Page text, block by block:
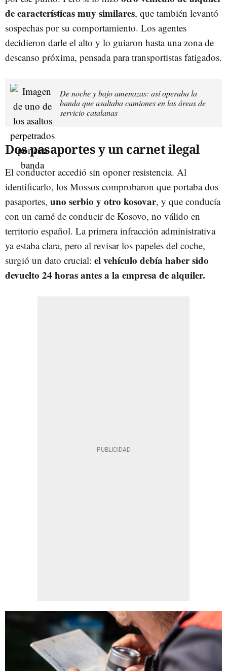
de características muy similares, que también levantó
sospechas por su comportamiento. Los agentes
decidieron darle el alto y lo guiaron hasta una zona de
descanso próxima, pensada para transportistas fatigados.
De noche y bajo amenazas: así operaba la
banda que asaltaba camiones en las áreas de
servicio catalanas
Dos pasaportes y un carnet ilegal
El conductor accedió sin oponer resistencia. Al
identificarlo, los Mossos comprobaron que portaba dos
pasaportes, uno serbio y otro kosovar, y que conducía
con un carné de conducir de Kosovo, no válido en
territorio español. La primera infracción administrativa
ya estaba clara, pero al revisar los papeles del coche,
surgió un dato crucial: el vehículo debía haber sido
devuelto 24 horas antes a la empresa de alquiler.